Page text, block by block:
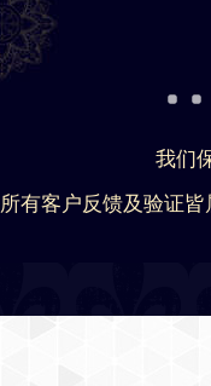
我们
所有客户反馈及验证